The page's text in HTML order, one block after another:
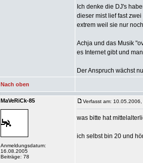
Ich denke die DJ's
dieser mist lief fast
extrem weil sie nur
Achja und das Musik
es Internet gibt und
Der Anspruch wächst
Nach oben
MaVeRiCk-85
Anmeldungsdatum:
16.08.2005
Beiträge: 78
Verfasst am:
was bitte hat
ich selbst bin 20 und